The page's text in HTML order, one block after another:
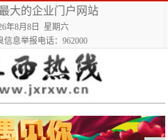
大的企业门户网站
年8月8日 星期六
信息举报电话：962000